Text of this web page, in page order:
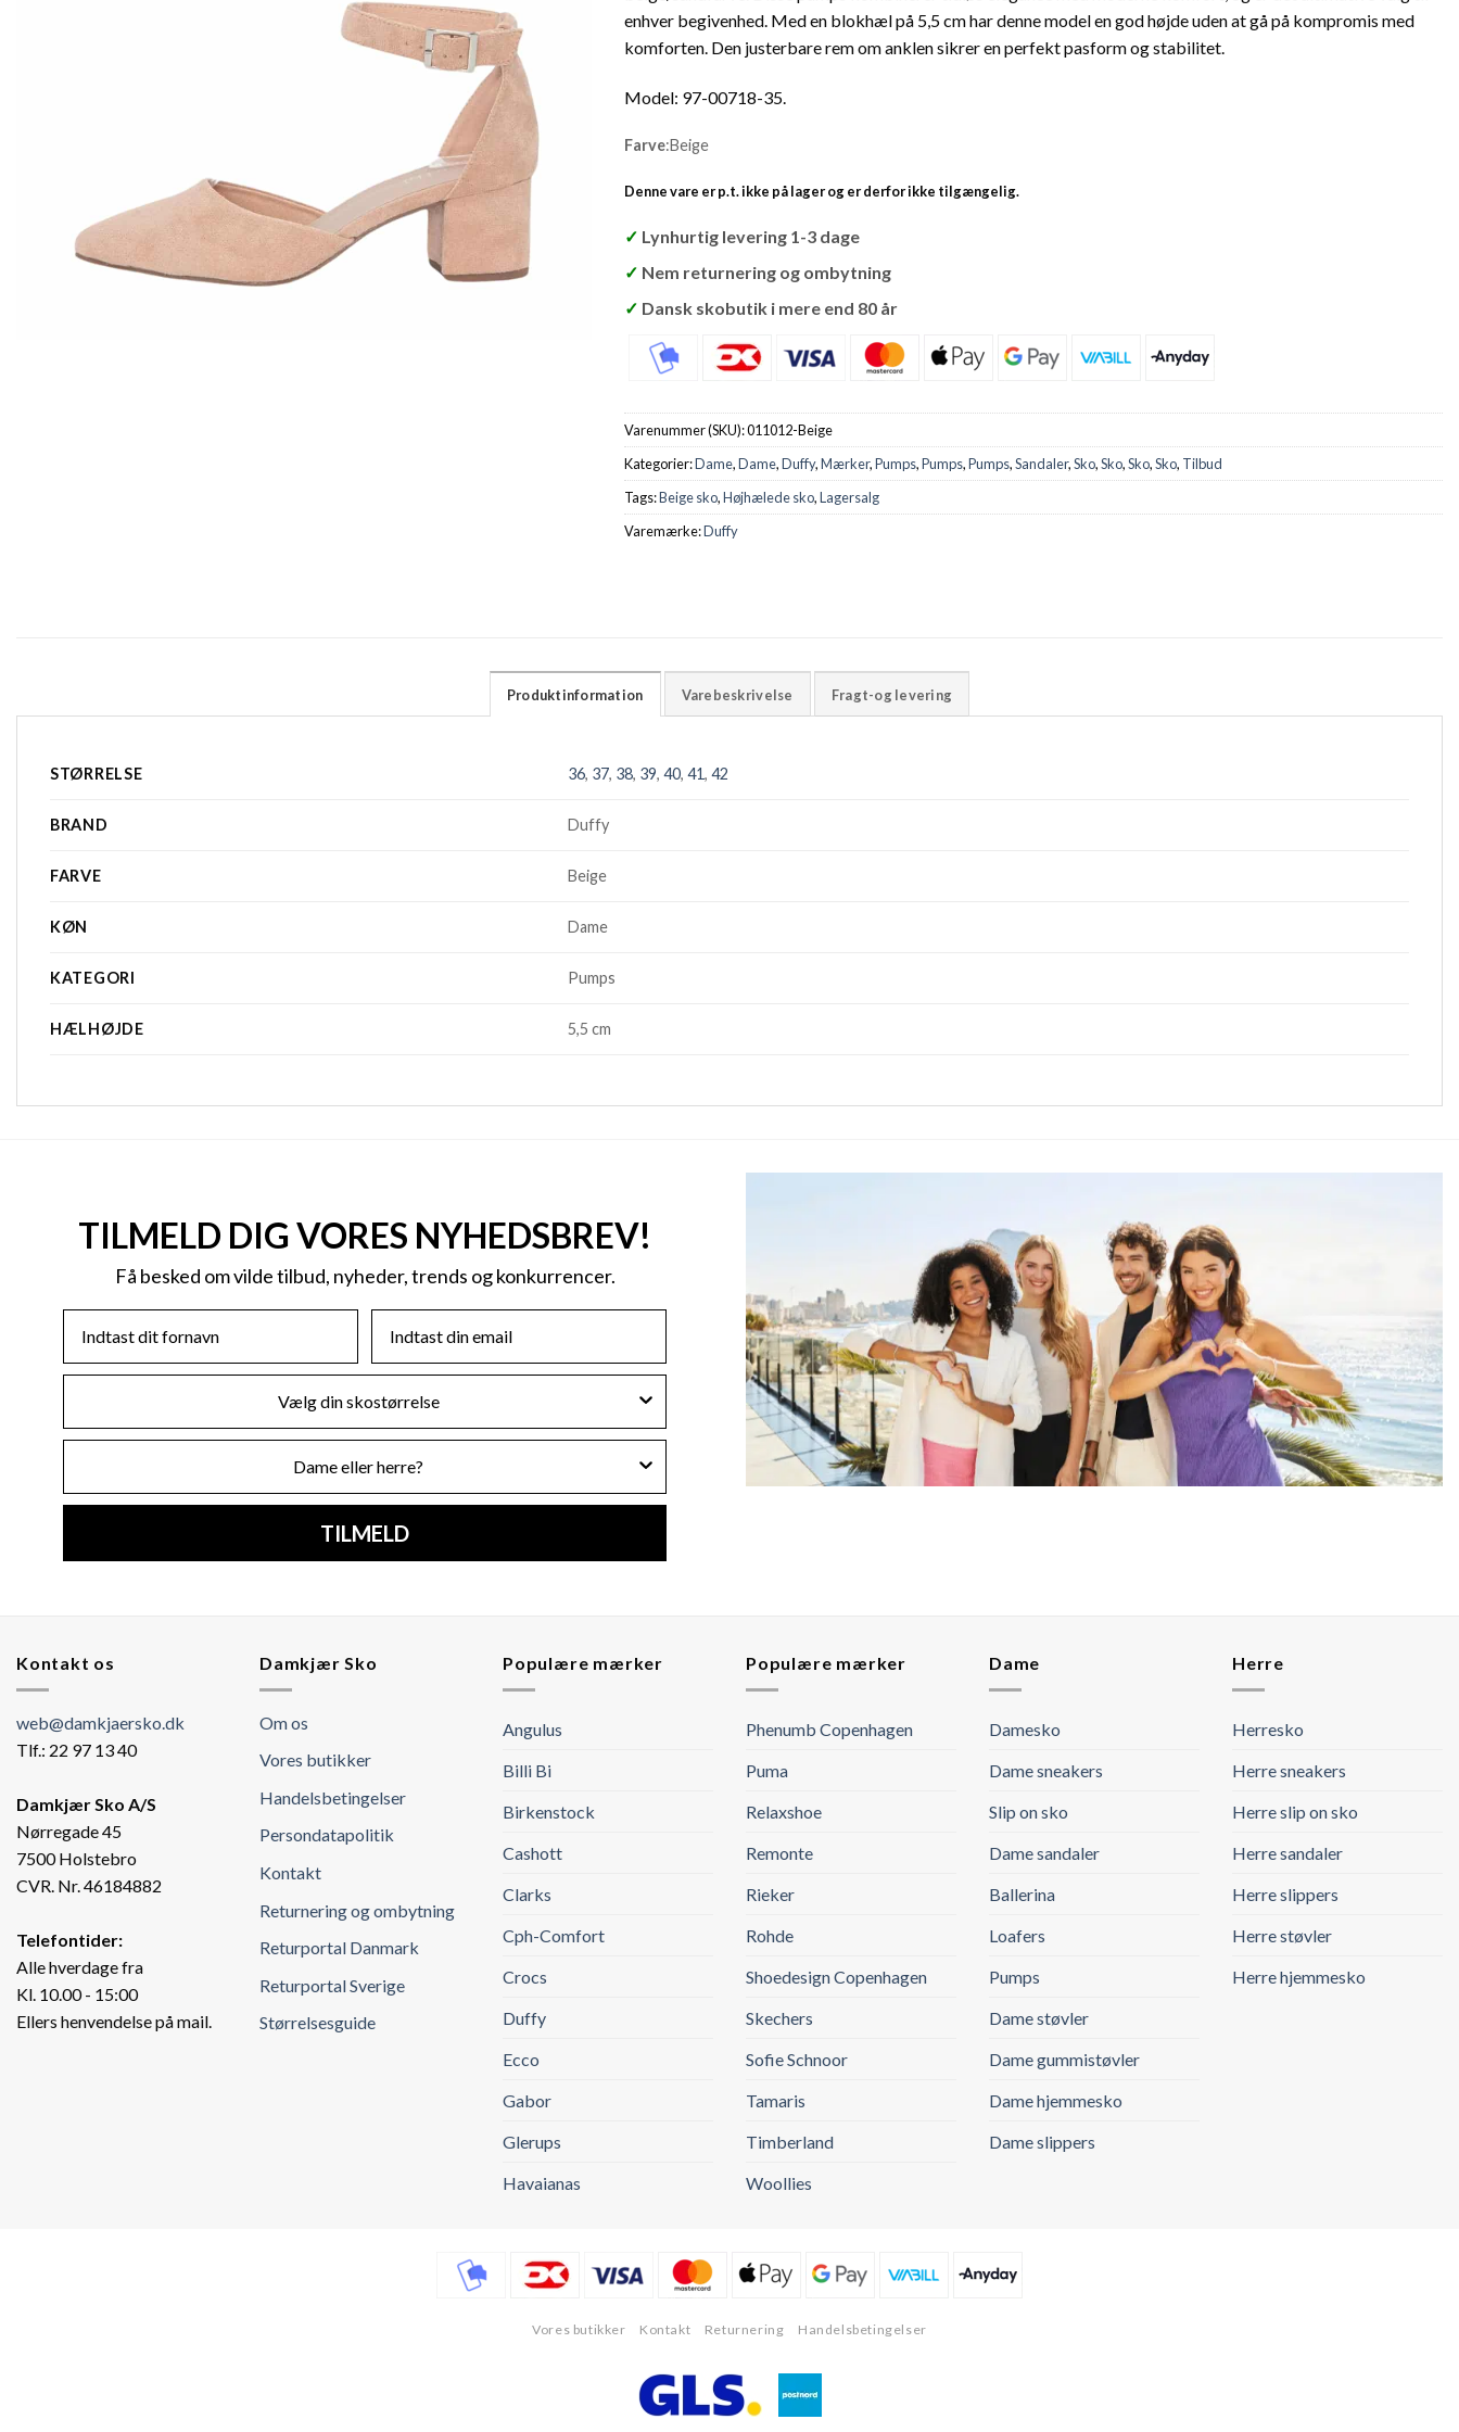
enhver begivenhed. Med en blokhæl på 5,5 cm har denne model en god højde uden at gå på kompromis med
komforten. Den justerbare rem om anklen sikrer en perfekt pasform og stabilitet.
Model: 97-00718-35.
Farve:Beige
Denne vare er p.t. ikke på lager og er derfor ikke tilgængelig.
✓ Lynhurtig levering 1-3 dage
✓ Nem returnering og ombytning
✓ Dansk skobutik i mere end 80 år
Varenummer (SKU):011012-Beige
Kategorier:Dame,Dame,Duffy,Mærker,Pumps,Pumps,Pumps,Sandaler,Sko,Sko,Sko,Sko, Tilbud
Tags:Beige sko,Højhælede sko,Lagersalg
Varemærke:Duffy
Produktinformation Varebeskrivelse Fragt-og levering
STØRRELSE 36, 37, 38, 39,40,41,42
BRAND Duffy
FARVE Beige
KØN Dame
KATEGORI Pumps
HÆLHØJDE 5,5 cm
TILMELD DIG VORES NYHEDSBREV!
Få besked om vilde tilbud, nyheder, trends og konkurrencer.
TILMELD
Kontakt os
web@damkjaersko.dk
Tlf.: 22 97 13 40
Damkjær Sko A/S
Nørregade 45
7500 Holstebro
CVR. Nr. 46184882
Telefontider:
Alle hverdage fra
Kl. 10.00 - 15:00
Ellers henvendelse på mail.
Damkjær Sko
Om os
Vores butikker
Handelsbetingelser
Persondatapolitik
Kontakt
Returnering og ombytning
Returportal Danmark
Returportal Sverige
Størrelsesguide
Populære mærker
Angulus
Billi Bi
Birkenstock
Cashott
Clarks
Cph-Comfort
Crocs
Duffy
Ecco
Gabor
Glerups
Havaianas
Populære mærker
Phenumb Copenhagen
Puma
Relaxshoe
Remonte
Rieker
Rohde
Shoedesign Copenhagen
Skechers
Sofie Schnoor
Tamaris
Timberland
Woollies
Dame
Damesko
Dame sneakers
Slip on sko
Dame sandaler
Ballerina
Loafers
Pumps
Dame støvler
Dame gummistøvler
Dame hjemmesko
Dame slippers
Herre
Herresko
Herre sneakers
Herre slip on sko
Herre sandaler
Herre slippers
Herre støvler
Herre hjemmesko
Vores butikker Kontakt Returnering Handelsbetingelser